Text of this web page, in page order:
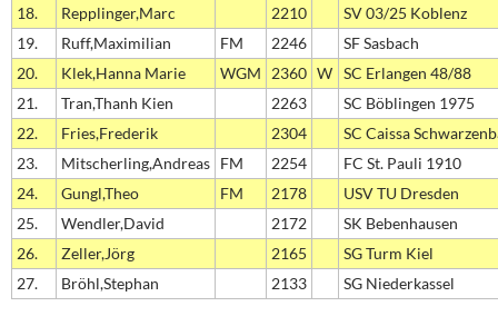
18.
Repplinger,Marc 2210
SV 03/25 Koblenz
19.
Ruff,Maximilian FM 2246
SF Sasbach
20.
Klek,Hanna Marie WGM 2360 W SC Erlangen 48/88
21.
Tran,Thanh Kien 2263
SC Böblingen 1975
22.
Fries,Frederik 2304
SC Caissa
23.
Mitscherling,Andreas FM 2254
FC St. Pauli 1910
24.
Gungl,Theo FM 2178
USV TU Dresden
25.
Wendler,David 2172
SK Bebenhausen
26.
Zeller,Jörg 2165
SG Turm Kiel
27.
Bröhl,Stephan 2133 SG Niederkassel